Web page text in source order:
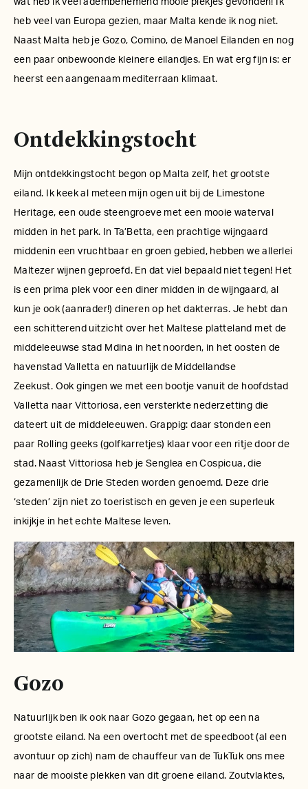
heb veel van Europa gezien, maar Malta kende ik nog niet.
Naast Malta heb je Gozo, Comino, de Manoel Eilanden en nog
een paar onbewoonde kleinere eilandjes. En wat erg fijn is: er
heerst een aangenaam mediterraan klimaat.
Ontdekkingstocht
Mijn ontdekkingstocht begon op Malta zelf, het grootste
eiland. Ik keek al meteen mijn ogen uit bij de Limestone
Heritage, een oude steengroeve met een mooie waterval
midden in het park. In Ta’Betta, een prachtige wijngaard
middenin een vruchtbaar en groen gebied, hebben we allerlei
Maltezer wijnen geproefd. En dat viel bepaald niet tegen! Het
is een prima plek voor een diner midden in de wijngaard, al
kun je ook (aanrader!) dineren op het dakterras. Je hebt dan
een schitterend uitzicht over het Maltese platteland met de
middeleeuwse stad Mdina in het noorden, in het oosten de
havenstad Valletta en natuurlijk de Middellandse
Zeekust. Ook gingen we met een bootje vanuit de hoofdstad
Valletta naar Vittoriosa, een versterkte nederzetting die
dateert uit de middeleeuwen. Grappig: daar stonden een
paar Rolling geeks (golfkarretjes) klaar voor een ritje door de
stad. Naast Vittoriosa heb je Senglea en Cospicua, die
gezamenlijk de Drie Steden worden genoemd. Deze drie
‘steden’ zijn niet zo toeristisch en geven je een superleuk
inkijkje in het echte Maltese leven.
Gozo
Natuurlijk ben ik ook naar Gozo gegaan, het op een na
grootste eiland. Na een overtocht met de speedboot (al een
avontuur op zich) nam de chauffeur van de TukTuk ons mee
naar de mooiste plekken van dit groene eiland. Zoutvlaktes,